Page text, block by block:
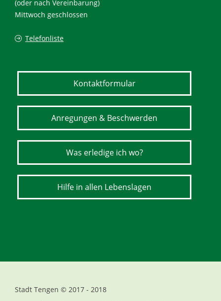
(oder nach Vereinbarung)
Mittwoch geschlossen
Telefonliste
Kontaktformular
Anregungen & Beschwerden
Was erledige ich wo?
Hilfe in allen Lebenslagen
Stadt Tengen © 2017 - 2018